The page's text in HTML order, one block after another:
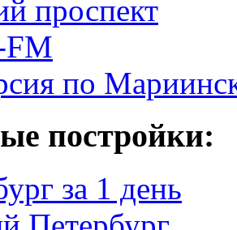
проспект
FM
по
постройки:
за 1 день